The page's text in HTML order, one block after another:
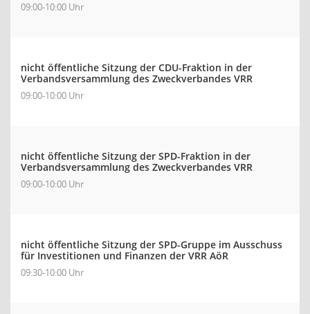
09:00-10:00 Uhr
nicht öffentliche Sitzung der CDU-Fraktion in der
Verbandsversammlung des Zweckverbandes VRR
09:00-10:00 Uhr
nicht öffentliche Sitzung der SPD-Fraktion in der
Verbandsversammlung des Zweckverbandes VRR
09:00-10:00 Uhr
nicht öffentliche Sitzung der SPD-Gruppe im Ausschuss
für Investitionen und Finanzen der VRR AöR
09:30-10:00 Uhr